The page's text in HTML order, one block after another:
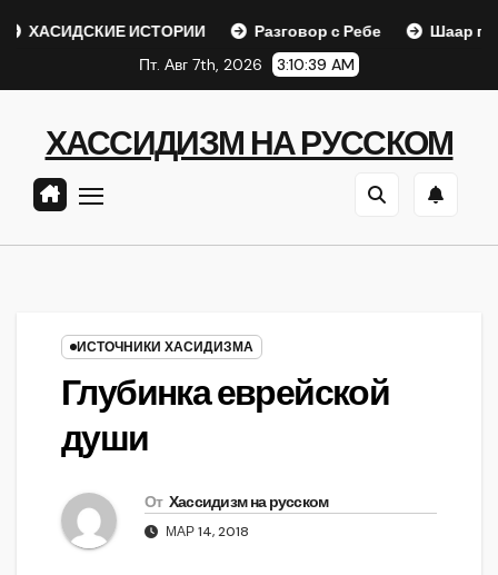
ИСТОРИИ Разговор с Ребе
Шаар гайихуд гл.
Пт. Авг 7th, 2026
3:10:40 AM
ХАССИДИЗМ НА РУССКОМ
ИСТОЧНИКИ ХАСИДИЗМА
Глубинка еврейской
души
От Хассидизм на русском
МАР 14, 2018